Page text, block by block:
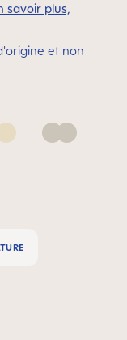
savoir plus,
et non
Neutral